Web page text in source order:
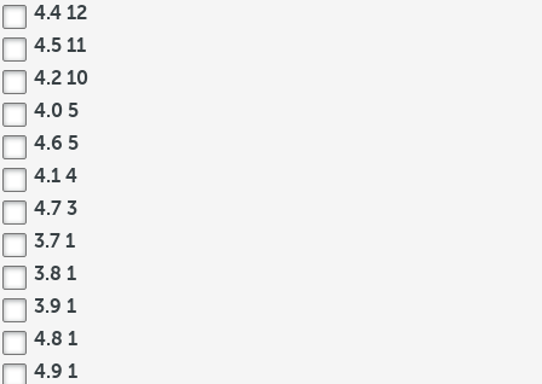
4.4 12
4.5 11
4.2 10
4.0 5
4.6 5
4.1 4
4.7 3
3.7 1
3.8 1
3.9 1
4.8 1
4.9 1